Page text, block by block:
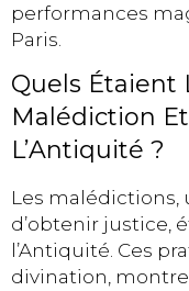
performances
Paris.
Quels Étaient
Malédiction
L’Antiquité ?
Les
d’obtenir justice,
l’Antiquité. Ces
divination,